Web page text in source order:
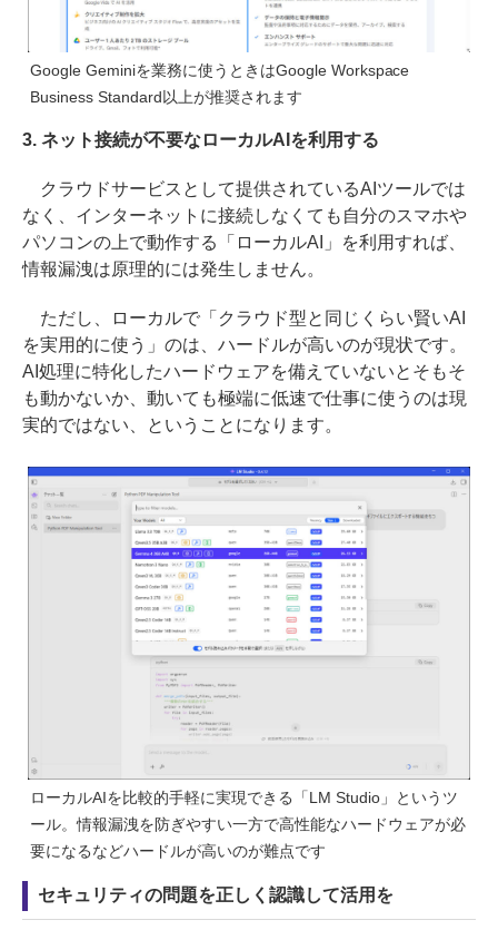
Google Geminiを業務に使うときはGoogle Workspace
Business Standard以上が推奨されます
3. ネット接続が不要なローカルAIを利用する
クラウドサービスとして提供されているAIツールでは
なく、インターネットに接続しなくても自分のスマホや
パソコンの上で動作する「ローカルAI」を利用すれば、
情報漏洩は原理的には発生しません。
ただし、ローカルで「クラウド型と同じくらい賢いAI
を実用的に使う」のは、ハードルが高いのが現状です。
AI処理に特化したハードウェアを備えていないとそもそ
も動かないか、動いても極端に低速で仕事に使うのは現
実的ではない、ということになります。
ローカルAIを比較的手軽に実現できる「LM Studio」というツ
ール。情報漏洩を防ぎやすい一方で高性能なハードウェアが必
要になるなどハードルが高いのが難点です
セキュリティの問題を正しく認識して活用を